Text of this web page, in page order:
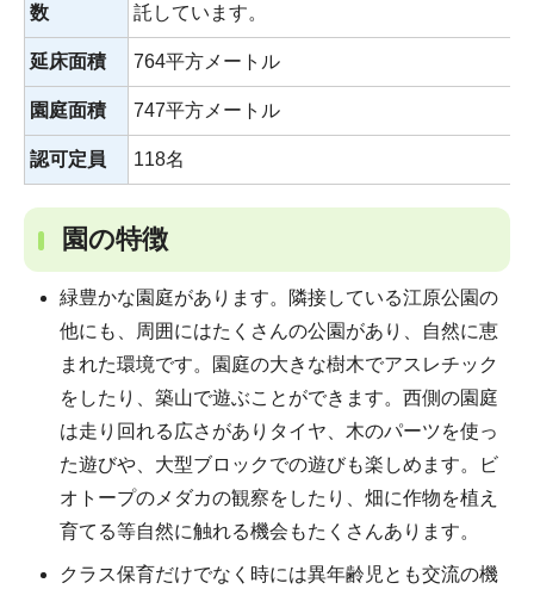
数
託しています。
延床面積 764平方メートル
園庭面積 747平方メートル
認可定員 118名
園の特徴
緑豊かな園庭があります。隣接している江原公園の
他にも、周囲にはたくさんの公園があり、自然に恵
まれた環境です。園庭の大きな樹木でアスレチック
をしたり、築山で遊ぶことができます。西側の園庭
は走り回れる広さがありタイヤ、木のパーツを使っ
た遊びや、大型ブロックでの遊びも楽しめます。ビ
オトープのメダカの観察をしたり、畑に作物を植え
育てる等自然に触れる機会もたくさんあります。
クラス保育だけでなく時には異年齢児とも交流の機